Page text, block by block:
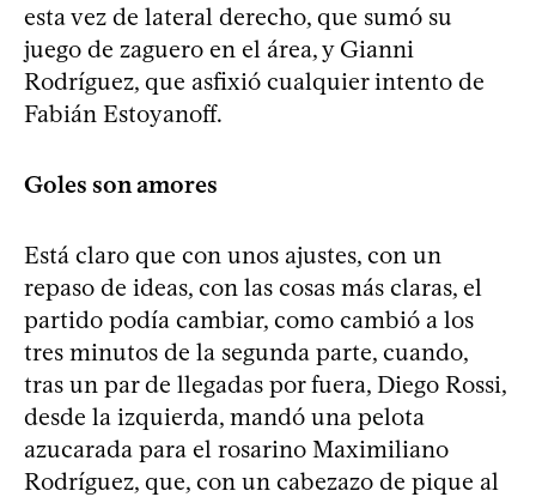
esta vez de lateral derecho, que sumó su
juego de zaguero en el área, y Gianni
Rodríguez, que asfixió cualquier intento de
Fabián Estoyanoff.
Goles son amores
Está claro que con unos ajustes, con un
repaso de ideas, con las cosas más claras, el
partido podía cambiar, como cambió a los
tres minutos de la segunda parte, cuando,
tras un par de llegadas por fuera, Diego Rossi,
desde la izquierda, mandó una pelota
azucarada para el rosarino Maximiliano
Rodríguez, que, con un cabezazo de pique al